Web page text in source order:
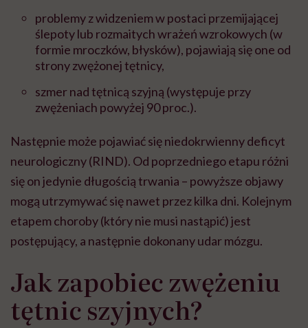
problemy z widzeniem w postaci przemijającej
ślepoty lub rozmaitych wrażeń wzrokowych (w
formie mroczków, błysków), pojawiają się one od
strony zwężonej tętnicy,
szmer nad tętnicą szyjną (występuje przy
zwężeniach powyżej 90 proc.).
Następnie może pojawiać się niedokrwienny deficyt
neurologiczny (RIND). Od poprzedniego etapu różni
się on jedynie długością trwania – powyższe objawy
mogą utrzymywać się nawet przez kilka dni. Kolejnym
etapem choroby (który nie musi nastąpić) jest
postępujący, a następnie dokonany udar mózgu.
Jak zapobiec zwężeniu
tętnic szyjnych?